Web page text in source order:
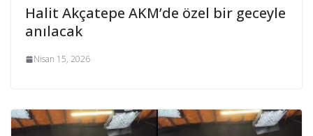
Halit Akçatepe AKM’de özel bir geceyle
anılacak
Nisan 15, 2026